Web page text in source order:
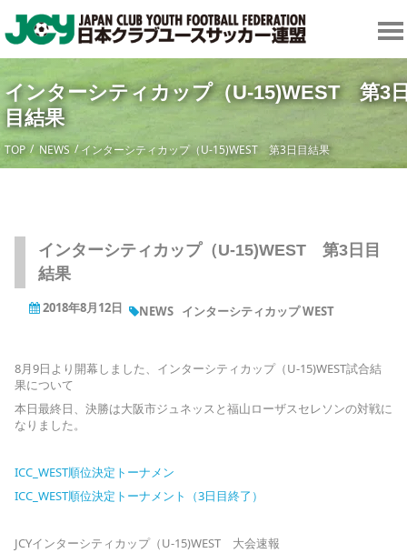
インターシティカップ（U-15)WEST 第3
目結果
TOP NEWS インターシティカップ（U-15)WEST 第3日目結果
インターシティカップ（U-15)WEST 第3日目
結果
2018年8月12日 NEWS インターシティカップ WEST
8月9日より開幕しました、インターシティカップ（U-15)WEST試合結
果について
本日最終日、決勝は大阪市ジュネッスと福山ローザスセレソンの対戦に
なりました。
ICC_WEST順位決定トーナメン
ICC_WEST順位決定トーナメント（3日目終了）
JCYインターシティカップ（U-15)WEST 大会速報